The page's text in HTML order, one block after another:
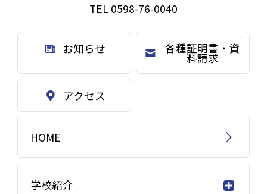
TEL 0598-76-0040
お知らせ 各種証明書・資
料請求
アクセス
HOME
学校紹介